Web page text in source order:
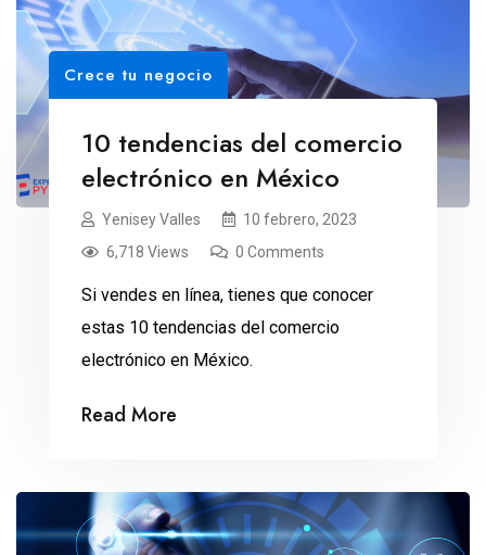
que a pesar de tener […]
Crece tu negocio
10 tendencias del comercio
electrónico en México
Yenisey Valles
10 febrero, 2023
6,718 Views
0 Comments
Si vendes en línea, tienes que conocer
estas 10 tendencias del comercio
electrónico en México.
Read More